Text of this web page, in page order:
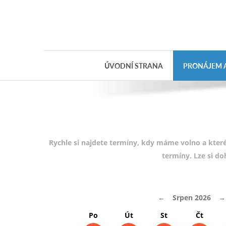
ÚVODNÍ STRANA PRONÁJEM
Rychle si najdete termíny, kdy máme volno a
termíny. Lze si
← Srpen 2026
→
Po
Út St Čt
poukazu